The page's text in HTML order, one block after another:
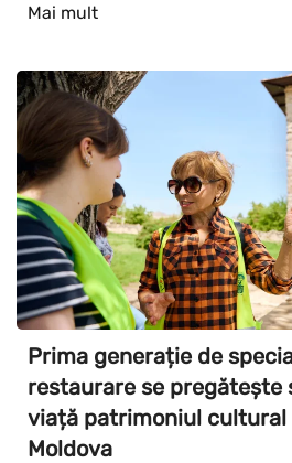
Mai mult
Prima generație de
restaurare se pregătește
viață patrimoniul cultural
Moldova